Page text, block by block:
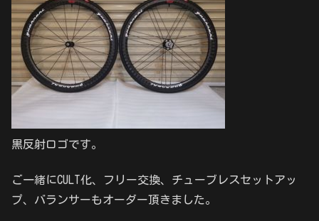
黒反射ロゴです。
ご一緒にCULT化、フリー交換、チューブレスセットアッ
プ、バランサーもオーダー頂きました。